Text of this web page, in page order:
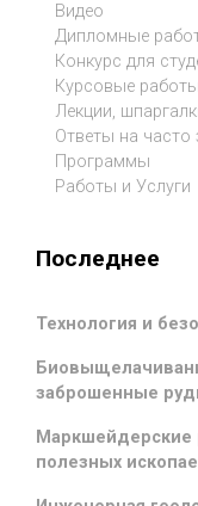
Видео
Дипломные
Конкурс для
Курсовые работы
Лекции,
Ответы на
Программы
Работы и Услуги
Последнее
Технология и
заброшенные
Маркшейдерские
полезных